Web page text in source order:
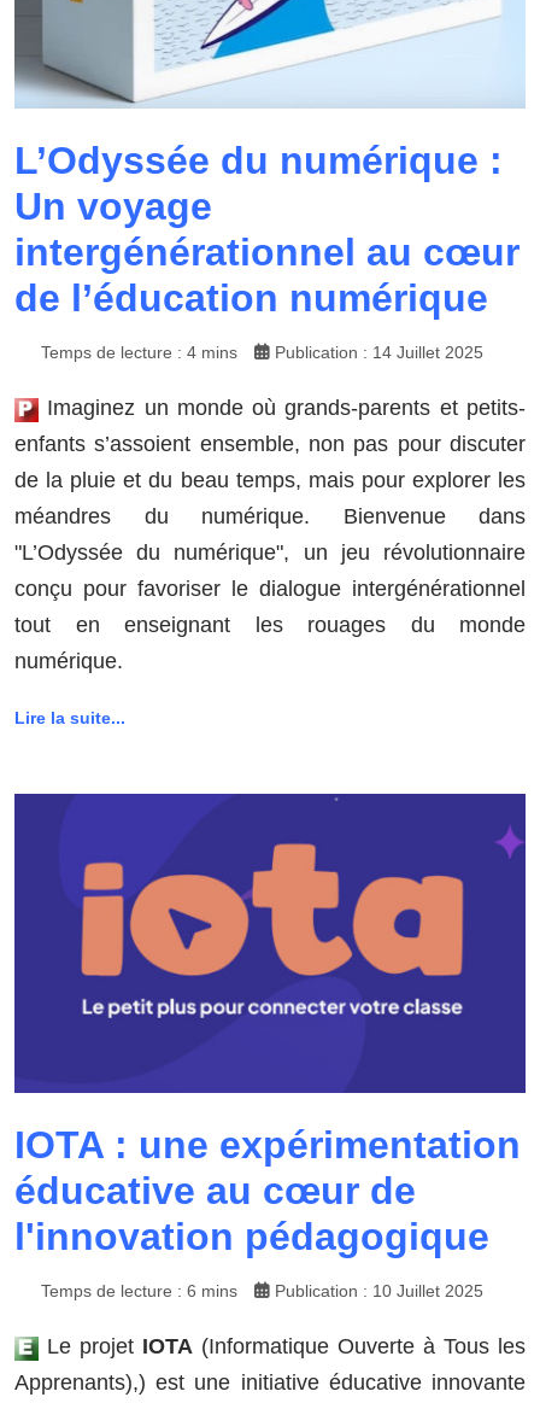
L’Odyssée du numérique :
Un voyage
intergénérationnel au cœur
de l’éducation numérique
Temps de lecture : 4 mins Publication : 14 Juillet 2025
Imaginez un monde où grands-parents et petits-
enfants s’assoient ensemble, non pas pour discuter
de la pluie et du beau temps, mais pour explorer les
méandres du numérique. Bienvenue dans
"L’Odyssée du numérique", un jeu révolutionnaire
conçu pour favoriser le dialogue intergénérationnel
tout en enseignant les rouages du monde
numérique.
Lire la suite...
IOTA : une expérimentation
éducative au cœur de
l'innovation pédagogique
Temps de lecture : 6 mins Publication : 10 Juillet 2025
Le projet IOTA (Informatique Ouverte à Tous les
Apprenants),) est une initiative éducative innovante